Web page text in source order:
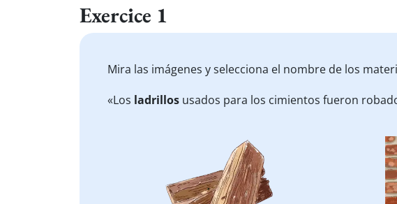
Exercice 1
Mira las imágenes y selecciona el nombre de los
«Los ladrillos usados para los cimientos fueron